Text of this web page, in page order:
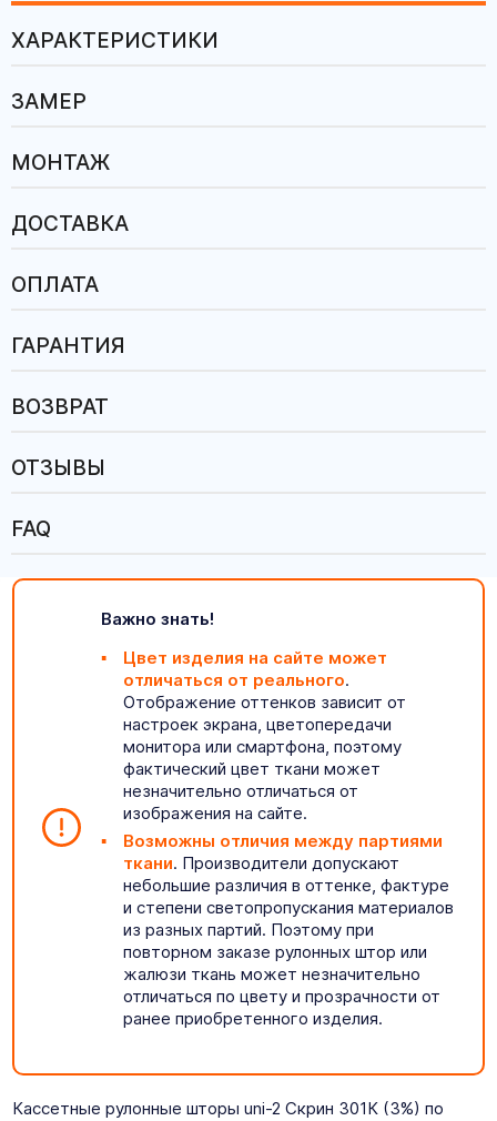
ХАРАКТЕРИСТИКИ
ЗАМЕР
МОНТАЖ
ДОСТАВКА
ОПЛАТА
ГАРАНТИЯ
ВОЗВРАТ
ОТЗЫВЫ
FAQ
Важно знать!
Цвет изделия на сайте может
отличаться от реального.
Отображение оттенков зависит от
настроек экрана, цветопередачи
монитора или смартфона, поэтому
фактический цвет ткани может
незначительно отличаться от
изображения на сайте.
Возможны отличия между партиями
ткани. Производители допускают
небольшие различия в оттенке, фактуре
и степени светопропускания материалов
из разных партий. Поэтому при
повторном заказе рулонных штор или
жалюзи ткань может незначительно
отличаться по цвету и прозрачности от
ранее приобретенного изделия.
Кассетные рулонные шторы uni-2 Скрин 301К (3%) по